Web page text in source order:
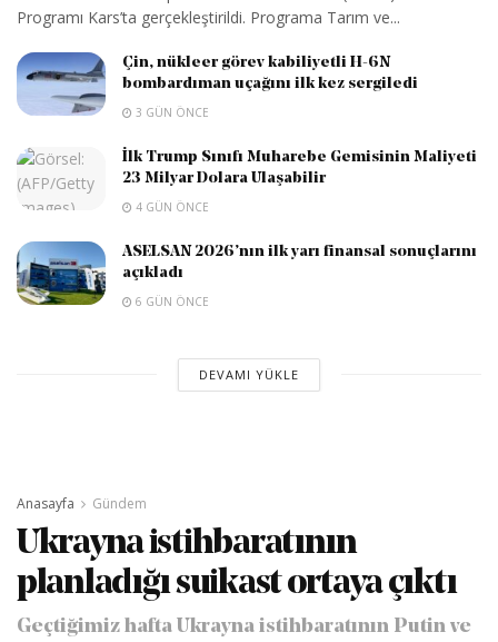
Programı Kars’ta gerçekleştirildi. Programa Tarım ve...
Çin, nükleer görev kabiliyetli H-6N
bombardıman uçağını ilk kez sergiledi
3 GÜN ÖNCE
İlk Trump Sınıfı Muharebe Gemisinin Maliyeti
23 Milyar Dolara Ulaşabilir
4 GÜN ÖNCE
ASELSAN 2026’nın ilk yarı finansal sonuçlarını
açıkladı
6 GÜN ÖNCE
DEVAMI YÜKLE
Anasayfa Gündem
Ukrayna istihbaratının
planladığı suikast ortaya çıktı
Geçtiğimiz hafta Ukrayna istihbaratının Putin ve